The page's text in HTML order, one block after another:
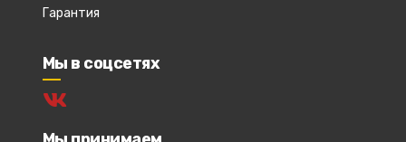
Гарантия
Мы в соцсетях